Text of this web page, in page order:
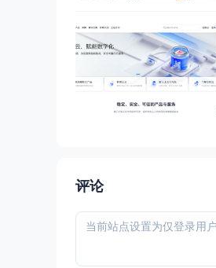
评论